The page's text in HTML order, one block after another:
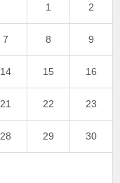
1 2
7 8 9
14 15 16
21 22 23
28 29 30